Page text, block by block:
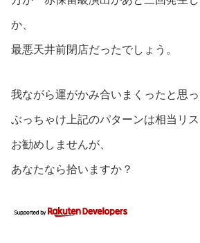
か、
最悪天井前閉店だったでしょう。
我ながら運がかみ合いまくったと思っ
ぶっちゃけ上記のパターンは相当リ
お勧めしませんが、
あなたなら拾いますか？